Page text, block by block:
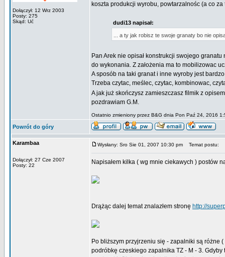
Dołączył: 12 Wrz 2003
Posty: 275
Skąd: Uć
koszta produkcji wyrobu, powtarzalnośc (a co
dudi13 napisał:
... a ty jak robisz te swoje granaty bo nie
Pan Arek nie opisał konstrukcji swojego
do wykonania. Z założenia ma to mobilizowac
A sposób na taki granat i inne wyroby jest
Trzeba czytac, meślec, czytac, kombinowac,
A jak już skończysz zamieszczasz filmik z
pozdrawiam G.M.
Ostatnio zmieniony przez B&G dnia Pon Paź 24, 2016
Powrót do góry
Karambaa
Dołączył: 27 Cze 2007
Posty: 22
Wysłany: Sro Sie 01, 2007 10:30 pm Temat postu:
Napisałem kilka ( wg mnie ciekawych ) postów
Drążąc dalej temat znalazłem stronę http://
Po bliższym przyjrzeniu się - zapalniki są różne
podróbkę czeskiego zapalnika TZ - M - 3.